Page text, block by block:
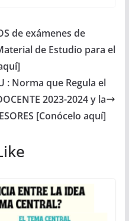
de exámenes de
de Estudio para el
: Norma que Regula el
2023-2024 y la
[Conócelo aquí]